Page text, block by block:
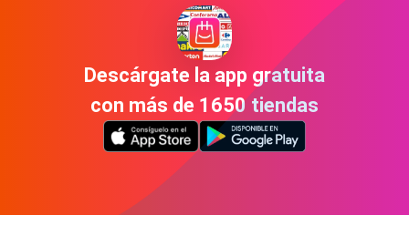
Descárgate la app gratuita
con más de 1650 tiendas